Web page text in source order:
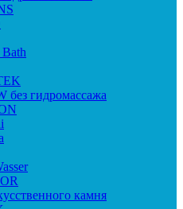
без гидромассажа
камня